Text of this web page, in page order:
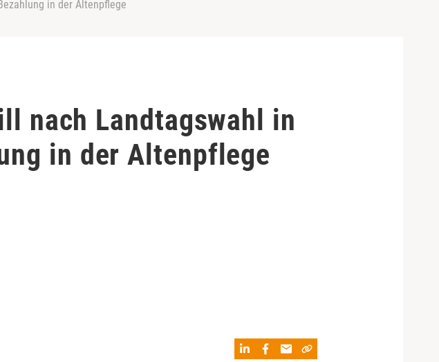
in der Altenpflege
nach Landtagswahl in
in der Altenpflege